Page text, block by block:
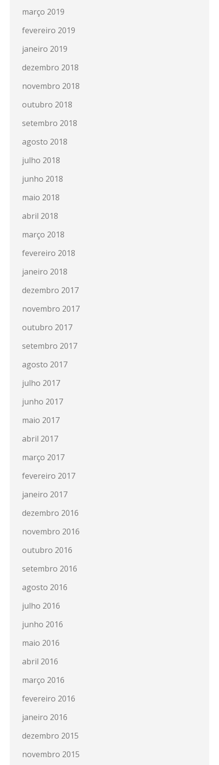
março 2019
fevereiro 2019
janeiro 2019
dezembro 2018
novembro 2018
outubro 2018
setembro 2018
agosto 2018
julho 2018
junho 2018
maio 2018
abril 2018
março 2018
fevereiro 2018
janeiro 2018
dezembro 2017
novembro 2017
outubro 2017
setembro 2017
agosto 2017
julho 2017
junho 2017
maio 2017
abril 2017
março 2017
fevereiro 2017
janeiro 2017
dezembro 2016
novembro 2016
outubro 2016
setembro 2016
agosto 2016
julho 2016
junho 2016
maio 2016
abril 2016
março 2016
fevereiro 2016
janeiro 2016
dezembro 2015
novembro 2015